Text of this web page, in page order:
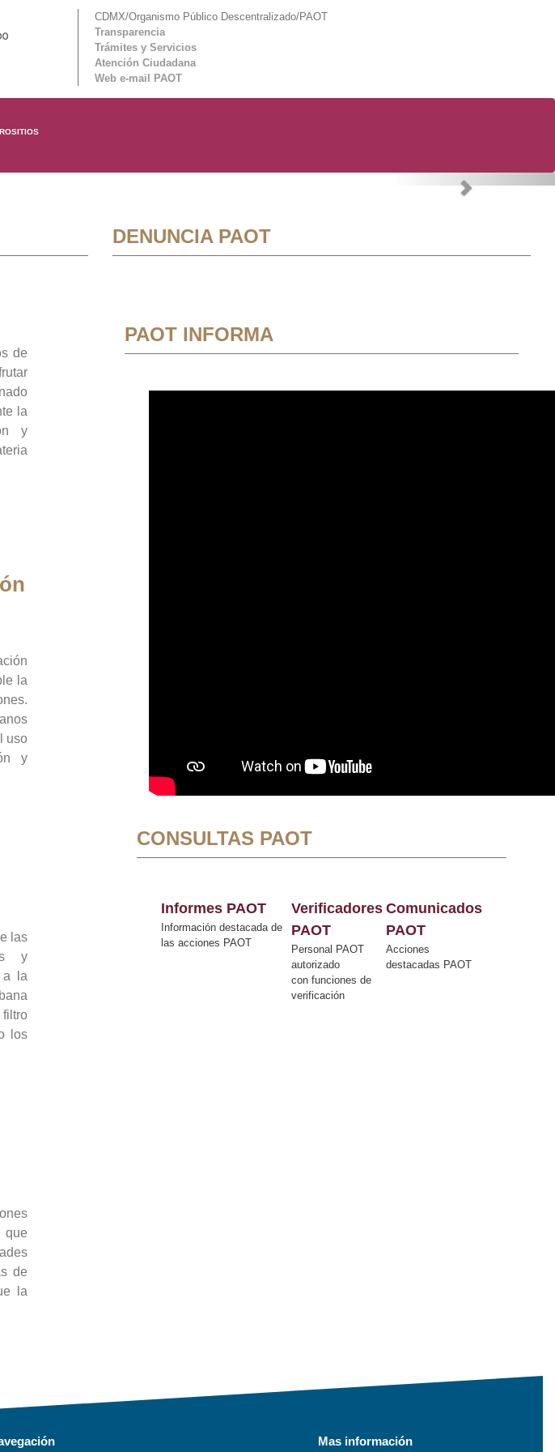
CDMX/Organismo Público Descentralizado/PAOT
Transparencia
Trámites y Servicios
Atención Ciudadana
Web e-mail PAOT
Next
de
la
y
la
uso
y
las
y
a la
filtro
los
que
de
la
DENUNCIA PAOT
PAOT INFORMA
CONSULTAS PAOT
Informes PAOT
Información destacada de
las acciones PAOT
Verificadores
PAOT
Personal PAOT
autorizado
con funciones de
verificación
Comunicados
PAOT
Acciones
destacadas PAOT
Mas información